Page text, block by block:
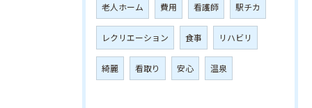
老人ホーム 費用 看護師 駅チカ
レクリエーション 食事 リハビリ
綺麗 看取り 安心 温泉